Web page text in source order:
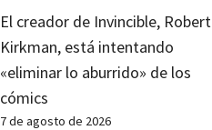
El creador de Invincible, Robert
Kirkman, está intentando
«eliminar lo aburrido» de los
cómics
7 de agosto de 2026